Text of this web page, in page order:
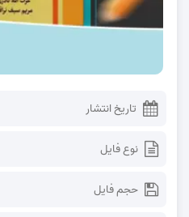
تاریخ انتشار
نوع فایل
حجم فایل